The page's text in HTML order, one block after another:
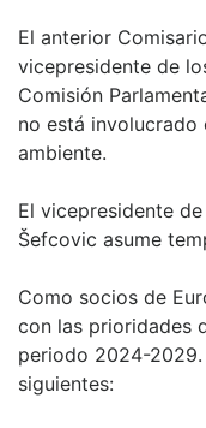
El anterior
vicepresidente de
Comisión
no está involucrado
ambiente.
El vicepresidente
Šefcovic asume
Como socios de
con las prioridades
periodo 2024-
siguientes: